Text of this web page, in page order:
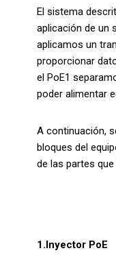
El sistema
aplicación de un
aplicamos un
proporcionar
el PoE1
poder alimentar
A continuación,
bloques del
de las partes
1.Inyector PoE